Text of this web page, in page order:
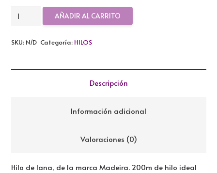
HILO
LANA
AÑADIR AL CARRITO
SKU: N/D Categoría: HILOS
Descripción
Información adicional
Valoraciones (0)
Hilo de lana, de la marca Madeira. 200m de hilo ideal